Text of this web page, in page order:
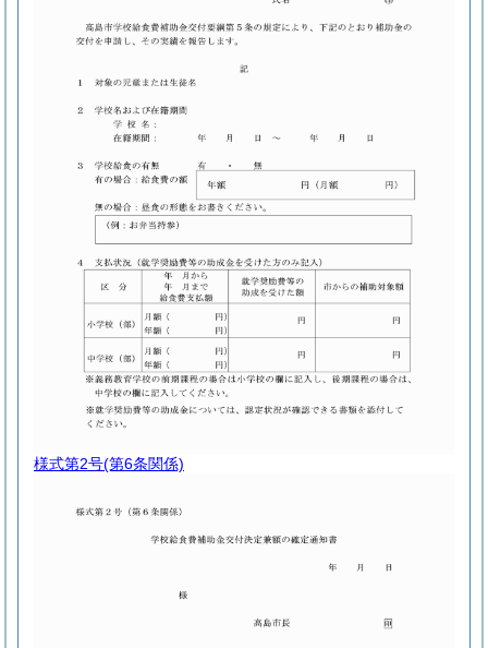
様式第2号(第6条関係)